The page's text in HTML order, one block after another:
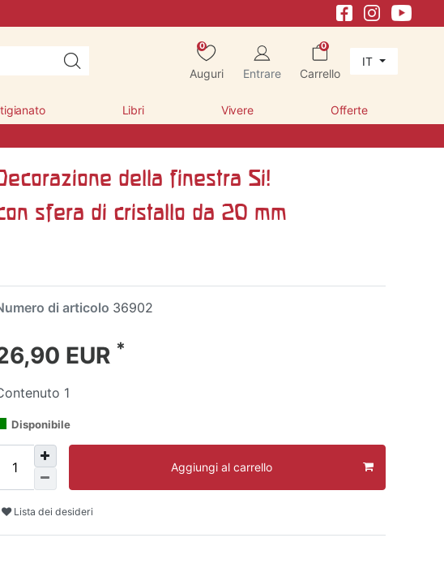
0
Auguri Entrare
0
Carrello
IT
Libri Vivere Offerte
della finestra Si!
sfera di cristallo da 20 mm
di articolo 36902
EUR *
1
Disponibile
Aggiungi al carrello
Lista dei desideri